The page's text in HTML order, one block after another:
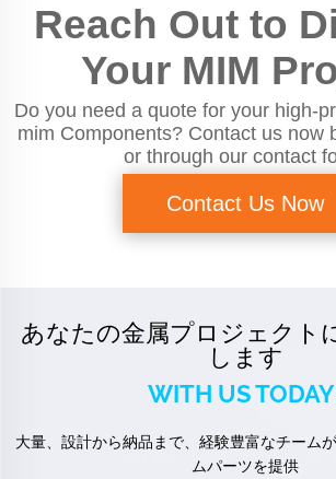
Reach Out to
Your MIM
Do you need a quote for your high-
mim Components? Contact us now
or through our contact
Contact Us Now
あなたの金属プロジェクト
します
WITH US
大量、設計から納品まで、経験豊富なチーム
ムパーツを提供